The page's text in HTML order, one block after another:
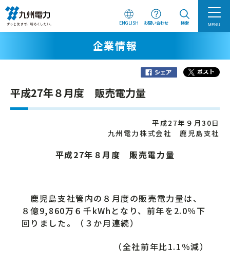
ENGLISH お問い合わせ 検索 MENU
企業情報
平成27年８月度 販売電力量
平成27年９月30日
九州電力株式会社 鹿児島支社
平成27年８月度 販売電力量
鹿児島支社管内の８月度の販売電力量は、
８億9,860万６千kWhとなり、前年を2.0％下
回りました。（３か月連続）
（全社前年比1.1％減）